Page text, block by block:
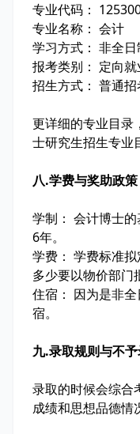
专业代码：
专业名称： 会计
学习方式： 非全日
报考类别： 定向就
招生方式： 普通招
更详细的专业目录
士研究生招生专业
八.学费与奖助政策
学制： 会计博士
6年。
学费： 学费标准
多少要以物价部门
住宿： 因为是非
宿。
九.录取规则与不
录取的时候会综合
成绩和思想品德情